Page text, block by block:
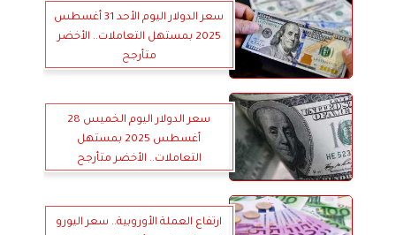
سعر الدولار اليوم الأحد 31 أغسطس
2025 بمستهل التعاملات.. الأخضر
متأرجح
سعر الدولار اليوم الخميس 28
أغسطس 2025 بمستهل
التعاملات.. الأخضر متأرجح
ارتفاع العملة الأوروبية.. سعر اليورو